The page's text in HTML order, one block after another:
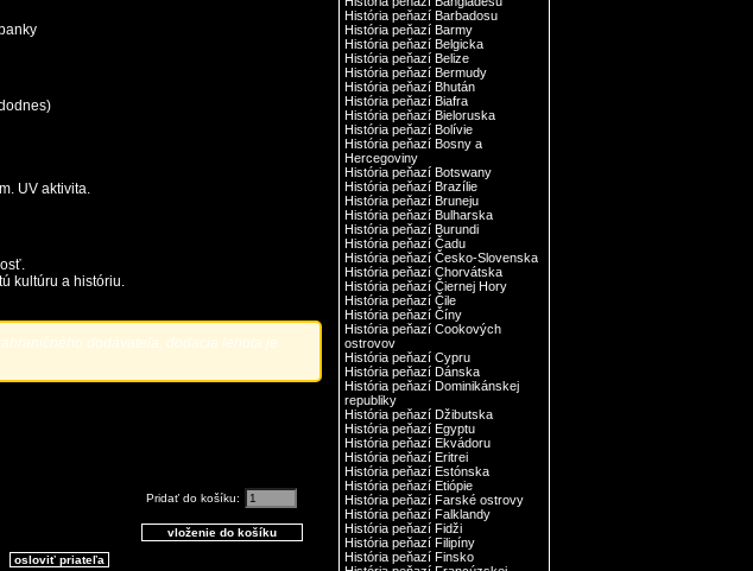
UV aktivita.
kultúru a históriu.
dodávateľa, dodacia lehota je
Pridať do košíku:
osloviť priateľa
História peňazí Barbadosu
História peňazí Barmy
História peňazí Belgicka
História peňazí Belize
História peňazí Bermudy
História peňazí Bhután
História peňazí Biafra
História peňazí Bieloruska
História peňazí Bolívie
História peňazí Bosny a
Hercegoviny
História peňazí Botswany
História peňazí Brazílie
História peňazí Bruneju
História peňazí Bulharska
História peňazí Burundi
História peňazí Čadu
História peňazí Česko-Slovenska
História peňazí Chorvátska
História peňazí Čiernej Hory
História peňazí Čile
História peňazí Číny
História peňazí Cookových
ostrovov
História peňazí Cypru
História peňazí Dánska
História peňazí Dominikánskej
republiky
História peňazí Džibutska
História peňazí Egyptu
História peňazí Ekvádoru
História peňazí Eritrei
História peňazí Estónska
História peňazí Etiópie
História peňazí Farské ostrovy
História peňazí Falklandy
História peňazí Fidži
História peňazí Filipíny
História peňazí Finsko